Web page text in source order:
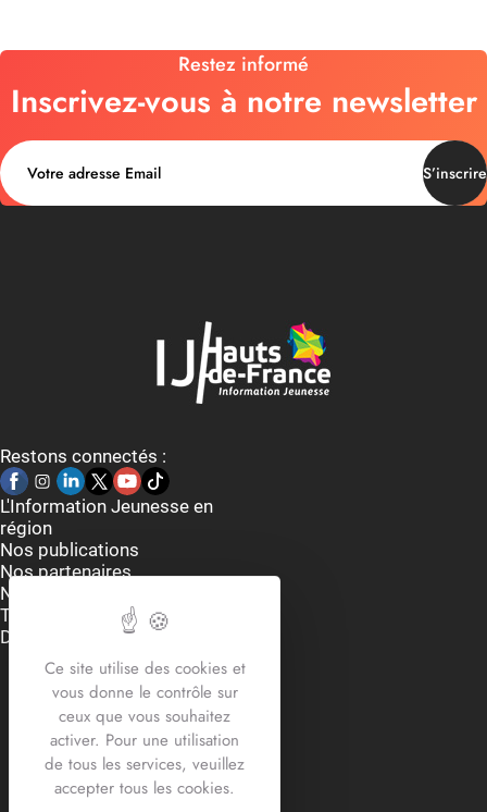
Ce site utilise des cookies et
vous donne le contrôle sur
ceux que vous souhaitez
activer. Pour une utilisation
de tous les services, veuillez
accepter tous les cookies.
Restez informé
Inscrivez-vous à notre newsletter
S’inscrire
Restons connectés :
L'Information Jeunesse en
région
Nos publications
Nos partenaires
Nous contacter
Thématiques
Dispositifs et aides
Accueil du lundi au vendredi
9h-12h30 / 13h30 -17h30
2 rue Edouard Delesalle
59800 Lille
03.20.12.87.30
contact@crij-hdf.fr